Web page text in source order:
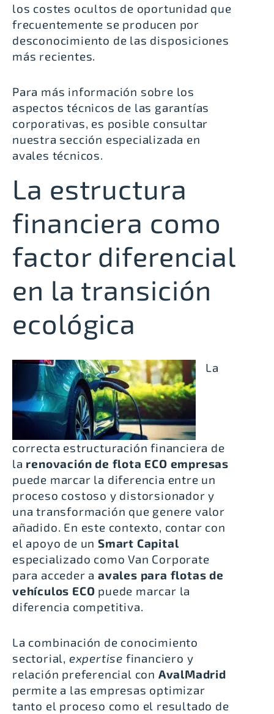
los costes ocultos de oportunidad que
frecuentemente se producen por
desconocimiento de las disposiciones
más recientes.
Para más información sobre los
aspectos técnicos de las garantías
corporativas, es posible consultar
nuestra sección especializada en
avales técnicos.
La estructura
financiera como
factor diferencial
en la transición
ecológica
La
correcta estructuración financiera de
la renovación de flota ECO empresas
puede marcar la diferencia entre un
proceso costoso y distorsionador y
una transformación que genere valor
añadido. En este contexto, contar con
el apoyo de unSmart Capital
especializado como Van Corporate
para acceder aavales para flotas de
vehículos ECO puede marcar la
diferencia competitiva.
La combinación de conocimiento
sectorial, expertise financiero y
relación preferencial con AvalMadrid
permite a las empresas optimizar
tanto el proceso como el resultado de